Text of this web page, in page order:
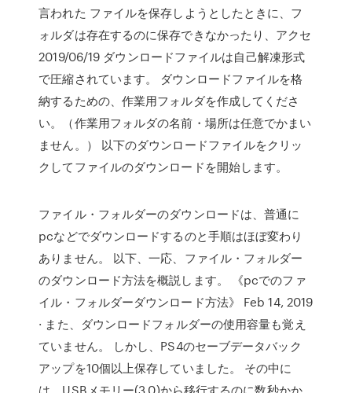
言われた ファイルを保存しようとしたときに、フ
ォルダは存在するのに保存できなかったり、アクセ
2019/06/19 ダウンロードファイルは自己解凍形式
で圧縮されています。 ダウンロードファイルを格
納するための、作業用フォルダを作成してくださ
い。（作業用フォルダの名前・場所は任意でかまい
ません。） 以下のダウンロードファイルをクリッ
クしてファイルのダウンロードを開始します。
ファイル・フォルダーのダウンロードは、普通に
pcなどでダウンロードするのと手順はほぼ変わり
ありません。 以下、一応、ファイル・フォルダー
のダウンロード方法を概説します。 《pcでのファ
イル・フォルダーダウンロード方法》 Feb 14, 2019
· また、ダウンロードフォルダーの使用容量も覚え
ていません。 しかし、PS4のセーブデータバック
アップを10個以上保存していました。 その中に
は、USBメモリー(3.0)から移行するのに数秒かか